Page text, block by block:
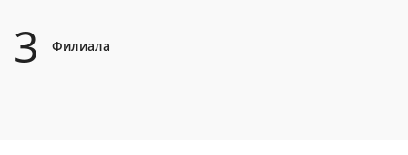
3 Филиала